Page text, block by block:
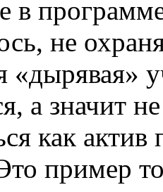
в
не
«дырявая»
а значит
как
пример